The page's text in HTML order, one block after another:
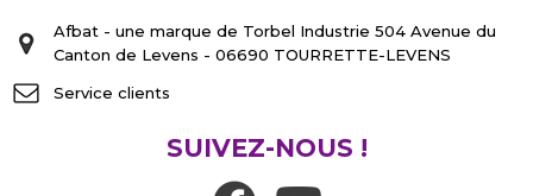
Afbat - une marque de Torbel Industrie 504 Avenue du
Canton de Levens - 06690 TOURRETTE-LEVENS
Service clients
SUIVEZ-NOUS !